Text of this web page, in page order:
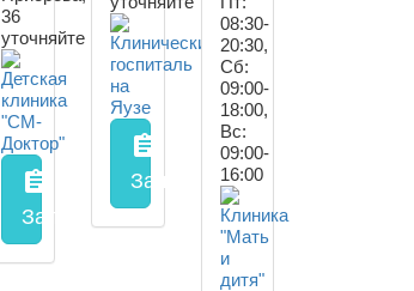
36
уточняйте
assignment
Запись на прием заполнить форму
assignment
Запись на прием
08:30-
20:30,
Сб:
09:00-
18:00,
Вс:
09:00-
16:00